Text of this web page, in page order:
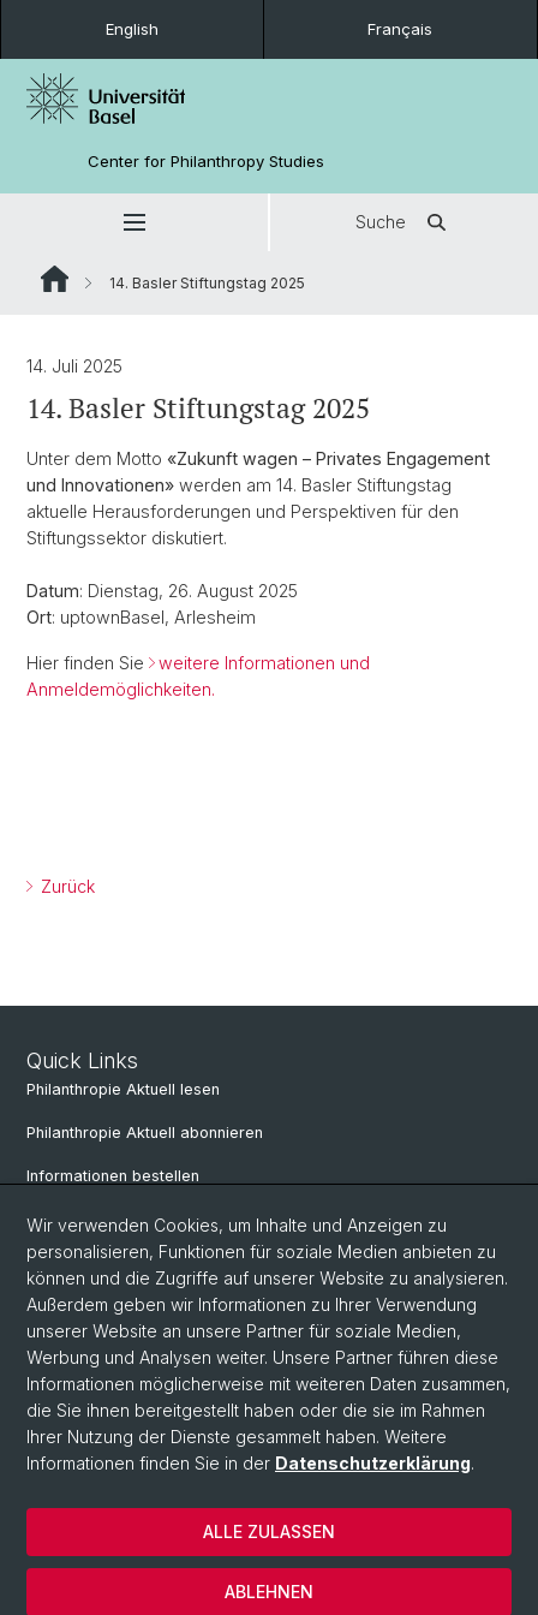
English Français
Center for Philanthropy Studies
Suche
14. Basler Stiftungstag 2025
14. Juli 2025
14. Basler Stiftungstag 2025
Unter dem Motto «Zukunft wagen – Privates Engagement
und Innovationen» werden am 14. Basler Stiftungstag
aktuelle Herausforderungen und Perspektiven für den
Stiftungssektor diskutiert.
Datum: Dienstag, 26. August 2025
Ort: uptownBasel, Arlesheim
Hier finden Sie
weitere Informationen und
Anmeldemöglichkeiten.
Zurück
Quick Links
Philanthropie Aktuell lesen
Philanthropie Aktuell abonnieren
Informationen bestellen
Weiterbildungskalender
Anmelden für Weiterbildung
Social Media
LinkedIn
© Universität Basel
Wirtschaftswissenschaftliche Fakultät
Datenschutzerklärung
Wir verwenden Cookies, um Inhalte und Anzeigen zu
personalisieren, Funktionen für soziale Medien anbieten zu
können und die Zugriffe auf unserer Website zu analysieren.
Außerdem geben wir Informationen zu Ihrer Verwendung
unserer Website an unsere Partner für soziale Medien,
Werbung und Analysen weiter. Unsere Partner führen diese
Informationen möglicherweise mit weiteren Daten zusammen,
die Sie ihnen bereitgestellt haben oder die sie im Rahmen
Ihrer Nutzung der Dienste gesammelt haben. Weitere
Informationen finden Sie in der Datenschutzerklärung.
ABLEHNEN
ALLE ZULASSEN